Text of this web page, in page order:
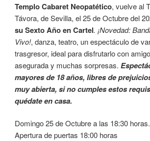
Templo Cabaret Neopatético, vuelve al
Távora, de Sevilla, el 25 de Octubre del
su Sexto Año en Cartel. ¡Novedad:
Vivo!, danza, teatro, un espectáculo de
trasgresor, ideal para disfrutarlo con
asegurada y muchas sorpresas.
mayores de 18 años, libres de
muy abierta, si no cumples estos
quédate en casa.
Domingo 25 de Octubre a las 18:30 horas.
Apertura de puertas 18:00 horas